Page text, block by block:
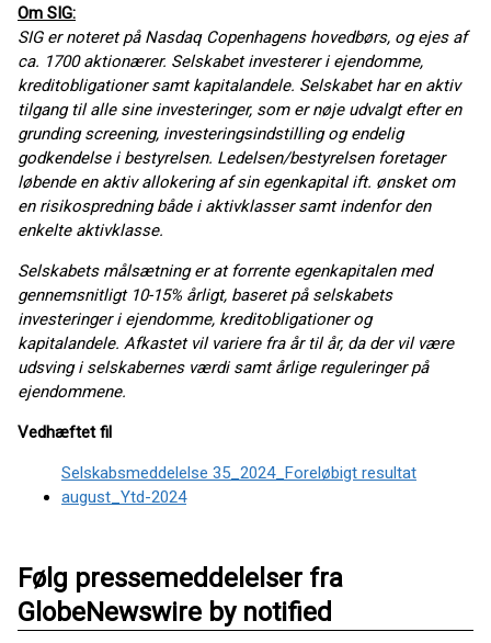
Om SIG:
SIG er noteret på Nasdaq Copenhagens hovedbørs, og ejes af
ca. 1700 aktionærer. Selskabet investerer i ejendomme,
kreditobligationer samt kapitalandele. Selskabet har en aktiv
tilgang til alle sine investeringer, som er nøje udvalgt efter en
grunding screening, investeringsindstilling og endelig
godkendelse i bestyrelsen. Ledelsen/bestyrelsen foretager
løbende en aktiv allokering af sin egenkapital ift. ønsket om
en risikospredning både i aktivklasser samt indenfor den
enkelte aktivklasse.
Selskabets målsætning er at forrente egenkapitalen med
gennemsnitligt 10-15% årligt, baseret på selskabets
investeringer i ejendomme, kreditobligationer og
kapitalandele. Afkastet vil variere fra år til år, da der vil være
udsving i selskabernes værdi samt årlige reguleringer på
ejendommene.
Vedhæftet fil
Selskabsmeddelelse 35_2024_Foreløbigt resultat
august_Ytd-2024
Følg pressemeddelelser fra
GlobeNewswire by notified